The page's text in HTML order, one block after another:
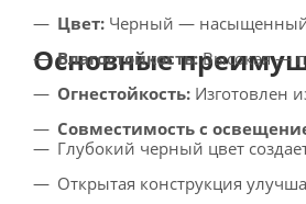
Цвет: Черный — насыщенный
Влагостойкость:Высокая —
Огнестойкость: Изготовлен
Совместимость с
Основные
Глубокий черный цвет
Открытая конструкция